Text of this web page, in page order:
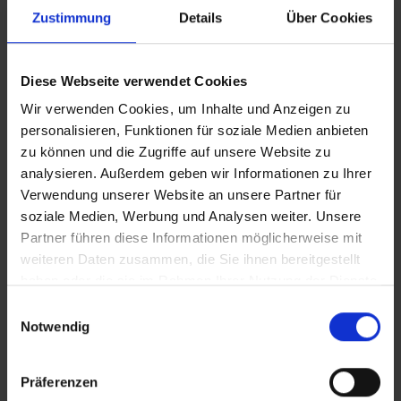
Zustimmung Details Über Cookies
Diese Webseite verwendet Cookies
Wir verwenden Cookies, um Inhalte und Anzeigen zu
personalisieren, Funktionen für soziale Medien anbieten
zu können und die Zugriffe auf unsere Website zu
analysieren. Außerdem geben wir Informationen zu Ihrer
Verwendung unserer Website an unsere Partner für
soziale Medien, Werbung und Analysen weiter. Unsere
Partner führen diese Informationen möglicherweise mit
weiteren Daten zusammen, die Sie ihnen bereitgestellt
Notwendig
Präferenzen
erforderlich sind;
Sollten wir die erforderlichen Unterlagen und
Informationen verzögert erhalten, verschieben sich etwaig
vereinbarte Fertigstellungstermine entsprechend.
b) Besichtigungen und Untersuchungen
Zur Durchführung von Besichtigungen sind Sie verpflichtet,
Wir werden weder das Gebäude vermessen, noch die
Statik prüfen, noch technische Untersuchungen, sei es des
Grundstücks, des Gebäudes oder der hierzu übergebenen